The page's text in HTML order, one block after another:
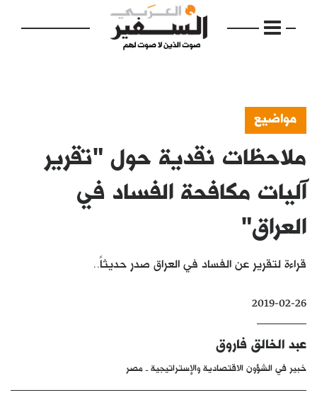
الرئيسية
مواضيع
إفتتاحية
فكرة
دفاتر
بالصورة
كتّابنا
الأرشيف
مواضيع
ملاحظات نقدية حول "تقرير
آليات مكافحة الفساد في
العراق"
قراءة لتقرير عن الفساد في العراق صدر حديثاً..
2019-02-26
عبد الخالق فاروق
خبير في الشؤون الاقتصادية والإستراتيجية ـ مصر